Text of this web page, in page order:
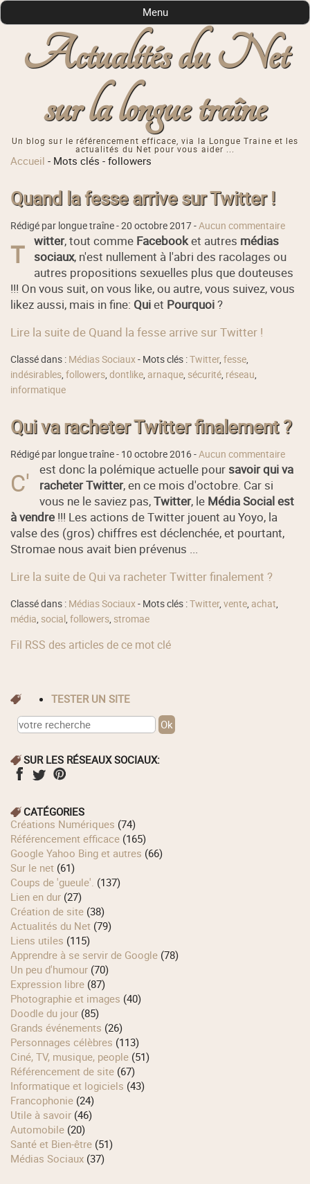
Actualités du Net
sur la longue traîne
Un blog sur le référencement efficace, via la Longue Traine et les
actualités du Net pour vous aider ...
Menu
Accueil - Mots clés -followers
Quand la fesse arrive sur Twitter !
Rédigé par longue traîne -20 octobre 2017-Aucun commentaire
T witter, tout comme Facebooket autres médias
sociaux, n'est nullement à l'abri des racolages ou
autres propositions sexuelles plus que douteuses
!!! On vous suit, on vous like, ou autre, vous suivez, vous
likez aussi, mais in fine: Quiet Pourquoi?
Lire la suite de Quand la fesse arrive sur Twitter !
Classé dans : Médias Sociaux- Mots clés :Twitter,fesse,
indésirables,followers,dontlike, arnaque, sécurité, réseau,
informatique
Qui va racheter Twitter finalement ?
Rédigé par longue traîne - 10 octobre 2016-Aucun commentaire
C' est donc la polémique actuelle pour savoir qui va
racheter Twitter, en ce mois d'octobre. Car si
vous ne le saviez pas,Twitter, le Média Social est
à vendre !!! Les actions de Twitter jouent au Yoyo, la
valse des (gros) chiffres est déclenchée, et pourtant,
Stromae nous avait bien prévenus ...
Lire la suite de Qui va racheter Twitter finalement ?
Classé dans : Médias Sociaux- Mots clés :Twitter,vente, achat,
média, social ,followers, stromae
Fil RSS des articles de ce mot clé
TESTER UN SITE
SUR LES RÉSEAUX SOCIAUX:
CATÉGORIES
Créations Numériques (74)
Référencement efficace (165)
Google Yahoo Bing et autres (66)
Sur le net (61)
Coups de 'gueule'. (137)
Lien en dur (27)
Création de site (38)
Actualités du Net (79)
Liens utiles (115)
Apprendre à se servir de Google (78)
Un peu d'humour (70)
Expression libre (87)
Photographie et images (40)
Doodle du jour (85)
Grands événements (26)
Personnages célèbres (113)
Ciné, TV, musique, people (51)
Référencement de site (67)
Informatique et logiciels (43)
Francophonie (24)
Utile à savoir (46)
Automobile (20)
Santé et Bien-être (51)
Médias Sociaux (37)